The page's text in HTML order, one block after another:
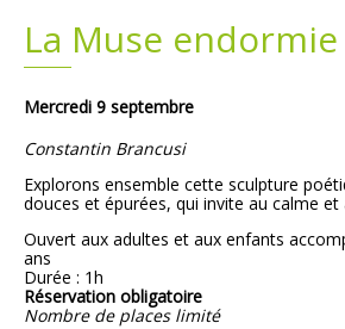
La Muse endormie
Mercredi 9 septembre
Constantin Brancusi
Explorons ensemble cette sculpture
douces et épurées, qui invite au calme
Ouvert aux adultes et aux enfants
ans
Durée : 1h
Réservation obligatoire
Nombre de places limité
Plans
Demandes légales
Emploi
Grands projets